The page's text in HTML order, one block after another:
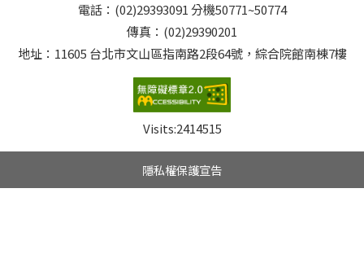
電話：(02)29393091 分機50771~50774
傳真：(02)29390201
地址：11605 台北市文山區指南路2段64號，綜合院館南棟7樓
Visits:2414515
隱私權保護宣告